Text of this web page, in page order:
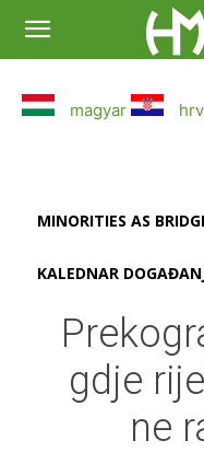
magyar
MINORITIES AS
KALEDNAR
gdje
ne